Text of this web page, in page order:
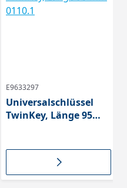
E9633297
Universalschlüssel
TwinKey, Länge 95